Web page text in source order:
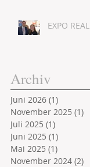
EXPO REAL
Archiv
Juni 2026 (1)
November 2025 (1)
Juli 2025 (1)
Juni 2025 (1)
Mai 2025 (1)
November 2024 (2)